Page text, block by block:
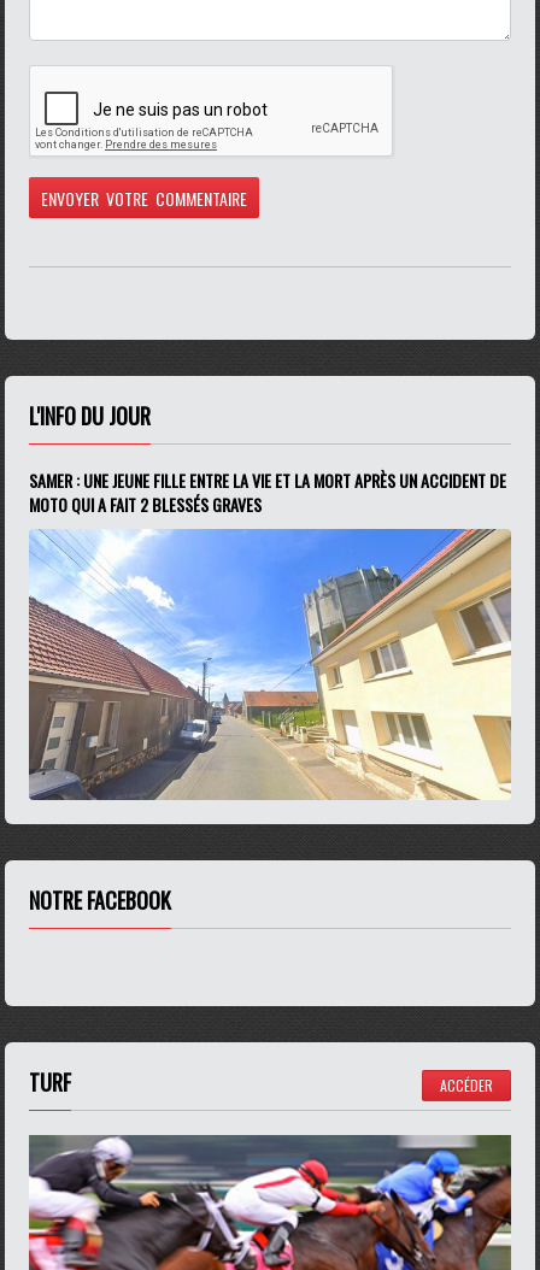
L'INFO DU JOUR
SAMER : UNE JEUNE FILLE ENTRE LA VIE ET LA MORT APRÈS UN ACCIDENT DE
MOTO QUI A FAIT 2 BLESSÉS GRAVES
NOTRE FACEBOOK
TURF ACCÉDER